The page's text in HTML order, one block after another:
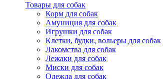
Товары для собак
Корм для собак
Амуниция для собак
Игрушки для собак
Клетки, будки, вольеры для собак
Лакомства для собак
Лежаки для собак
Миски для собак
Одежда для собак